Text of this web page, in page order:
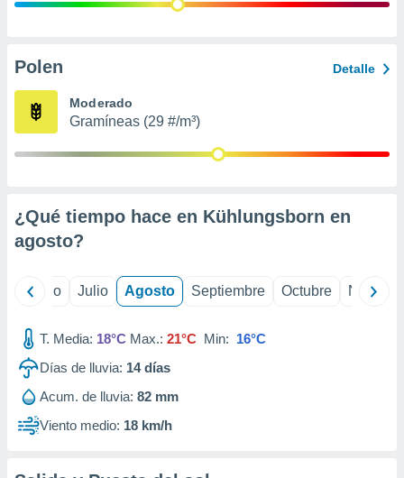
publicidad
de
Polen Detalle
Moderado
Gramíneas (29 #/m³)
¿Qué tiempo hace en Kühlungsborn en
agosto?
Junio Julio Agosto Septiembre Octubre
T. Media: 18°C Max.: 21°C Min: 16°C
Días de lluvia: 14días
Acum. de lluvia: 82 mm
Viento medio: 18 km/h